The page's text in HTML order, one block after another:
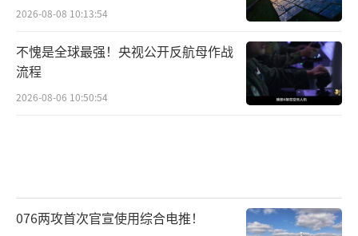
2026-08-08 10:13:54
不愧是全球最强！央视公开反航母作战
流程
2026-08-06 10:50:54
076两攻首次官宣使用综合电推！